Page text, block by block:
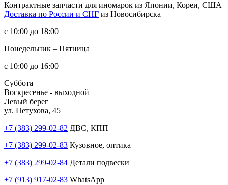
Контрактные запчасти для иномарок из Японии, Кореи, США
Доставка по России и СНГ из Новосибирска
с 10:00 до 18:00
Понедельник – Пятница
с 10:00 до 16:00
Суббота
Воскресенье - выходной
Левый берег
ул. Петухова, 45
+7 (383) 299-02-82 ДВС, КПП
+7 (383) 299-02-83 Кузовное, оптика
+7 (383) 299-02-84 Детали подвески
+7 (913) 917-02-83 WhatsApp